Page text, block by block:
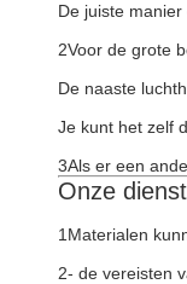
De juiste
2Voor de grote
De naaste
Je kunt het zelf
3Als er een
Onze
1Materialen
2- de vereisten